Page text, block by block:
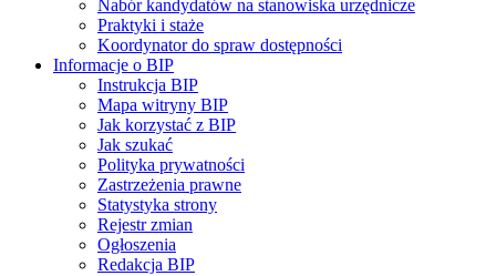
Nabór kandydatów na stanowiska urzędnicze
Praktyki i staże
Koordynator do spraw dostępności
Informacje o BIP
Instrukcja BIP
Mapa witryny BIP
Jak korzystać z BIP
Jak szukać
Polityka prywatności
Zastrzeżenia prawne
Statystyka strony
Rejestr zmian
Ogłoszenia
Redakcja BIP